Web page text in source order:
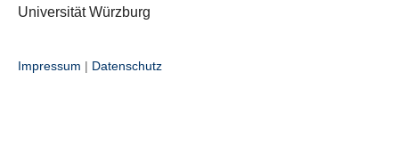
Universität Würzburg
Impressum | Datenschutz